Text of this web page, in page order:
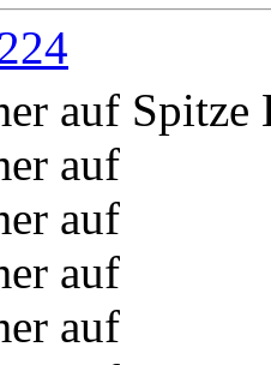
auf Spitze
auf
auf
auf
auf